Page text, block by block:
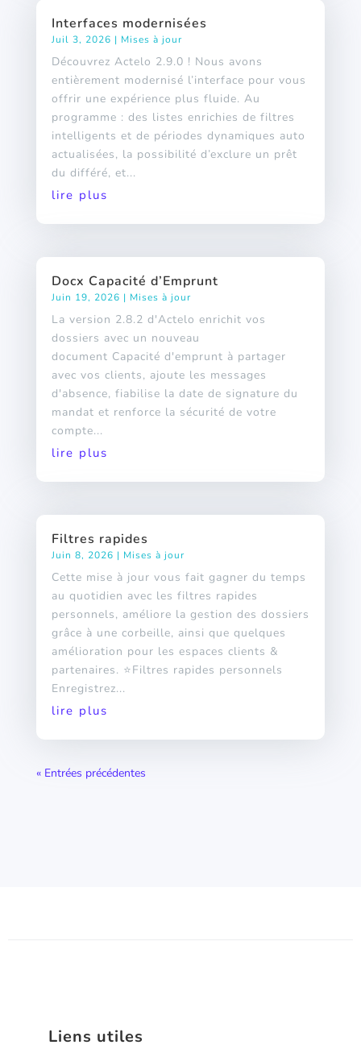
Interfaces modernisées
Juil 3, 2026 | Mises à jour
Découvrez Actelo 2.9.0 ! Nous avons
entièrement modernisé l’interface pour vous
offrir une expérience plus fluide. Au
programme : des listes enrichies de filtres
intelligents et de périodes dynamiques auto
actualisées, la possibilité d’exclure un prêt
du différé, et...
lire plus
Docx Capacité d’Emprunt
Juin 19, 2026 | Mises à jour
La version 2.8.2 d'Actelo enrichit vos
dossiers avec un nouveau
document Capacité d'emprunt à partager
avec vos clients, ajoute les messages
d'absence, fiabilise la date de signature du
mandat et renforce la sécurité de votre
compte...
lire plus
Filtres rapides
Juin 8, 2026 | Mises à jour
Cette mise à jour vous fait gagner du temps
au quotidien avec les filtres rapides
personnels, améliore la gestion des dossiers
grâce à une corbeille, ainsi que quelques
amélioration pour les espaces clients &
partenaires. ⭐Filtres rapides personnels
Enregistrez...
lire plus
« Entrées précédentes
Liens utiles